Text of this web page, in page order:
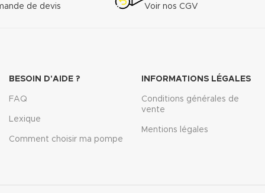
de devis Voir nos CGV
BESOIN D'AIDE ?
FAQ
Lexique
Comment choisir ma pompe
INFORMATIONS LÉGALES
Conditions générales de
vente
Mentions légales